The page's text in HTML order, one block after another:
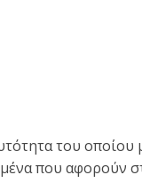
του οποίου
που αφορούν